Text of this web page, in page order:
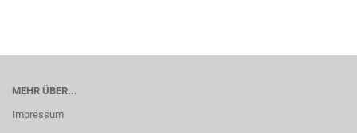
MEHR ÜBER...
Impressum